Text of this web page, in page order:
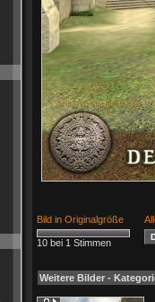
Bild in Originalgröße
10 bei 1 Stimmen
Weitere Bilder -